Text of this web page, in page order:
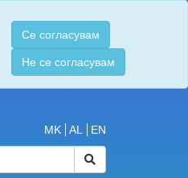
Се согласувам
Не се согласувам
MK AL EN